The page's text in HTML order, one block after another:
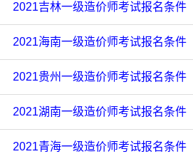
2021吉林一级造价师考试报名条件
2021海南一级造价师考试报名条件
2021贵州一级造价师考试报名条件
2021湖南一级造价师考试报名条件
2021青海一级造价师考试报名条件